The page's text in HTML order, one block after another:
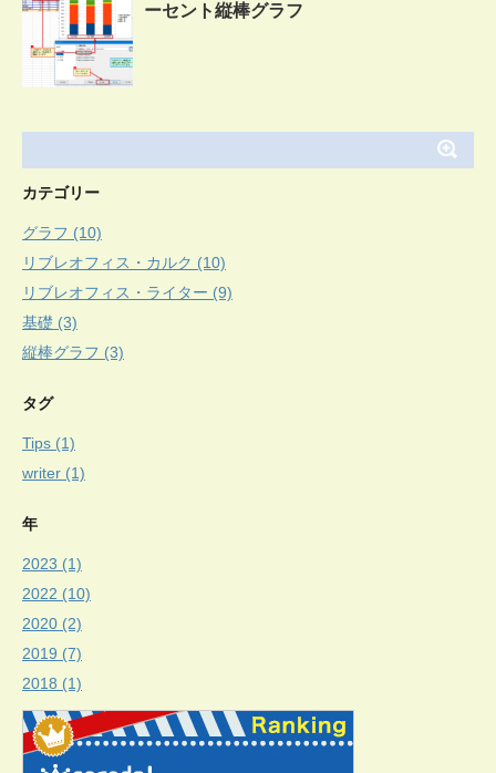
ーセント縦棒グラフ
カテゴリー
グラフ (10)
リブレオフィス・カルク (10)
リブレオフィス・ライター (9)
基礎 (3)
縦棒グラフ (3)
タグ
Tips (1)
writer (1)
年
2023 (1)
2022 (10)
2020 (2)
2019 (7)
2018 (1)